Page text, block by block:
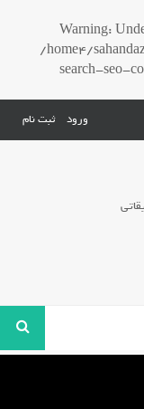
Warning:
/home4/
search-seo-
ورود ثبت نام